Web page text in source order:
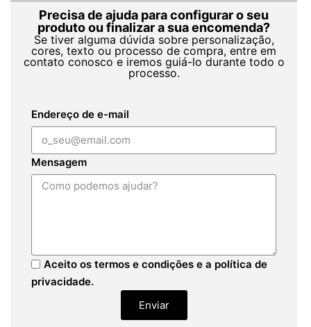
Precisa de ajuda para configurar o seu
produto ou finalizar a sua encomenda?
Se tiver alguma dúvida sobre personalização,
cores, texto ou processo de compra, entre em
contato conosco e iremos guiá-lo durante todo o
processo.
Endereço de e-mail
Mensagem
Aceito os termos e condições e a política de
privacidade.
Enviar